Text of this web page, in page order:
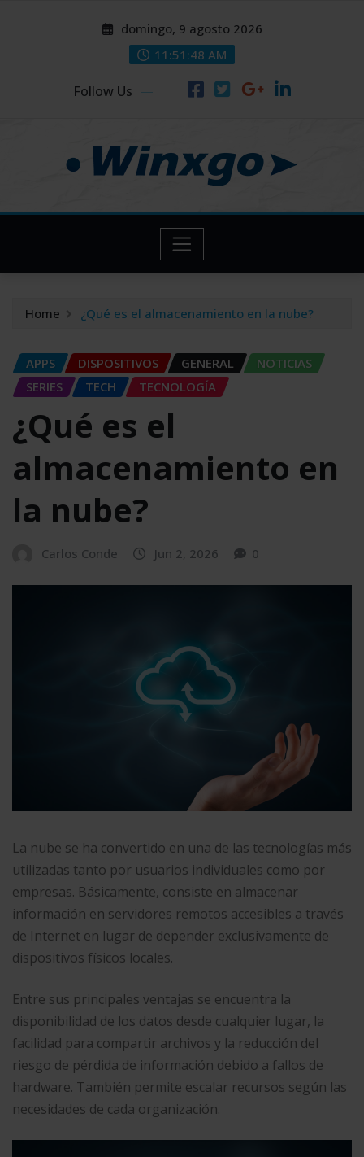
domingo, 9 agosto 2026
11:51:49 AM
Follow Us
Home ¿Qué es el almacenamiento en la nube?
APPS DISPOSITIVOS GENERAL
NOTICIAS
SERIES
TECH TECNOLOGÍA
¿Qué es el
almacenamiento en
la nube?
Carlos Conde Jun 2, 2026 0
La nube se ha convertido en una de las tecnologías más
utilizadas tanto por usuarios individuales como por
empresas. Básicamente, consiste en almacenar
información en servidores remotos accesibles a través
de Internet en lugar de depender exclusivamente de
dispositivos físicos locales.
Entre sus principales ventajas se encuentra la
disponibilidad de los datos desde cualquier lugar, la
facilidad para compartir archivos y la reducción del
riesgo de pérdida de información debido a fallos de
hardware. También permite escalar recursos según las
necesidades de cada organización.